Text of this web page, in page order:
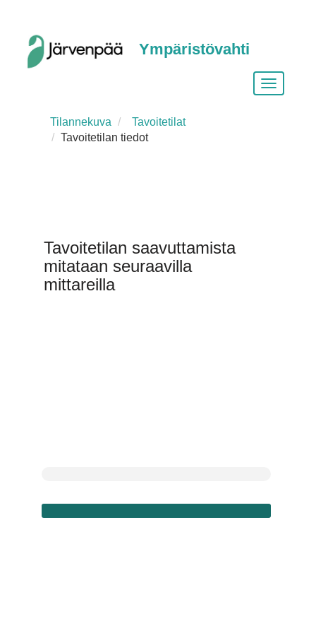
Ympäristövahti
Vaihda
Tilannekuva
Tavoitetilat
Tavoitetilan tiedot
Tavoitetilan saavuttamista
mitataan seuraavilla
mittareilla